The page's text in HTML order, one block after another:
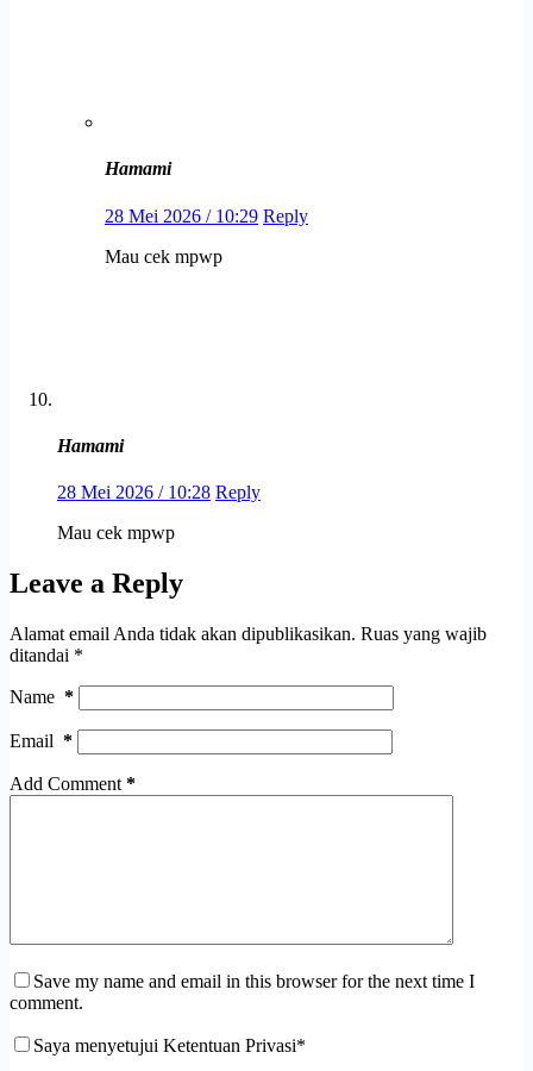
Hamami
28 Mei 2026 / 10:29 Reply
Mau cek mpwp
Hamami
28 Mei 2026 / 10:28 Reply
Mau cek mpwp
Leave a Reply
Alamat email Anda tidak akan dipublikasikan. Ruas yang wajib
ditandai *
Name *
Email *
Add Comment *
Save my name and email in this browser for the next time I
comment.
Saya menyetujui Ketentuan Privasi*